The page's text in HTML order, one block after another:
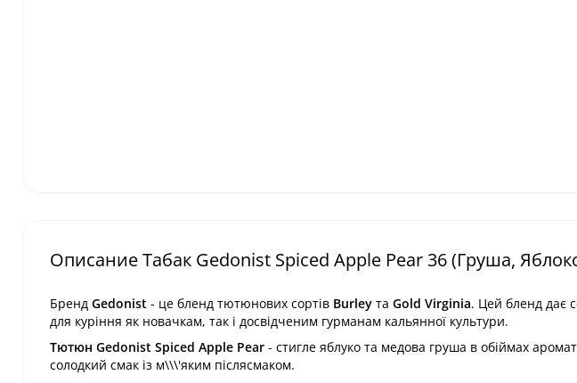
Описание Табак Gedonist Spiced Apple Pear 36 (Груша,
Бренд Gedonist - це бленд тютюнових сортів Burley та Gold Virginia. Цей бленд дає
для куріння як новачкам, так і досвідченим гурманам кальянної культури.
Тютюн Gedonist Spiced Apple Pear - стигле яблуко та медова груша в обіймах
солодкий смак із м\\\'яким післясмаком.